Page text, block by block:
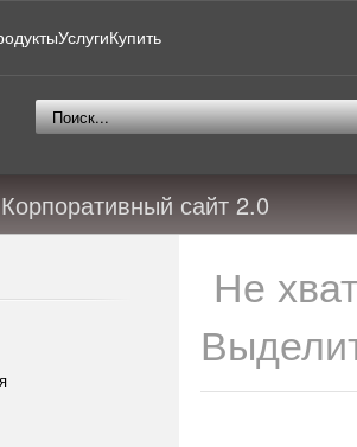
УслугиКупить
сайт 2.0
Не